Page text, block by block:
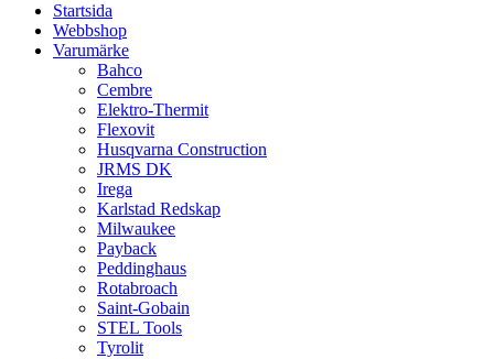
Startsida
Webbshop
Varumärke
Bahco
Cembre
Elektro-Thermit
Flexovit
Husqvarna Construction
JRMS DK
Irega
Karlstad Redskap
Milwaukee
Payback
Peddinghaus
Rotabroach
Saint-Gobain
STEL Tools
Tyrolit